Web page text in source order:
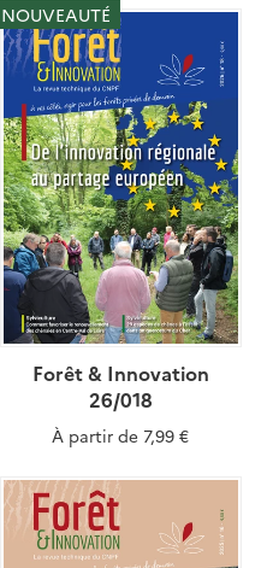
NOUVEAUTÉ
Forêt & Innovation
26/018
À partir de 7,99 €